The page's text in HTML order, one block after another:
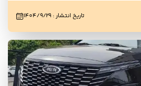
تاریخ انتشار: ۱۴۰۴/۹/۲۹